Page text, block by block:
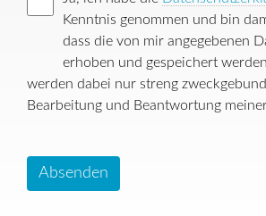
Kenntnis genommen und bin
dass die von mir angegebenen
erhoben und gespeichert
werden dabei nur streng
Bearbeitung und Beantwortung
Absenden